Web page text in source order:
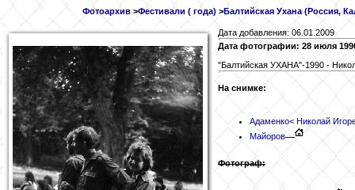
Фотоархив>Фестивали ( года) >Балтийская Ухана (Россия,
Дата добавления: 06.01.2009
Дата фотографии: 28 июля
"Балтийская УХАНА"-1990 -
На снимке:
Адаменко< Николай
Майоров
Фотограф: